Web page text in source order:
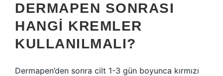
DERMAPEN SONRASI
HANGI KREMLER
KULLANILMALI?
Dermapen’den sonra cilt 1-3 gün boyunca kırmızı